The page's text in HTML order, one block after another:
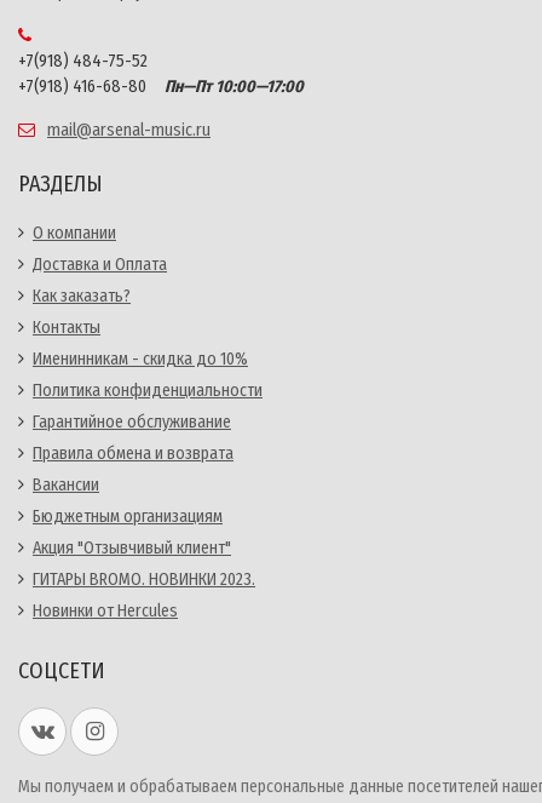
+7(918) 484-75-52
+7(918) 416-68-80
Пн—Пт 10:00—17:00
mail@arsenal-music.ru
РАЗДЕЛЫ
О компании
Доставка и Оплата
Как заказать?
Контакты
Именинникам - скидка до 10%
Политика конфиденциальности
Гарантийное обслуживание
Правила обмена и возврата
Вакансии
Бюджетным организациям
Акция "Отзывчивый клиент"
ГИТАРЫ BROMO. НОВИНКИ 2023.
Новинки от Hercules
СОЦСЕТИ
Мы получаем и обрабатываем персональные данные посетителей